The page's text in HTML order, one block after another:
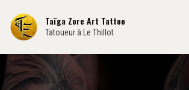
contenu
principal
Taïga Zore Art Tattoo
Tatoueur à Le Thillot